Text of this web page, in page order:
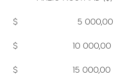
$ 5 000,00
$ 10 000,00
$ 15 000,00